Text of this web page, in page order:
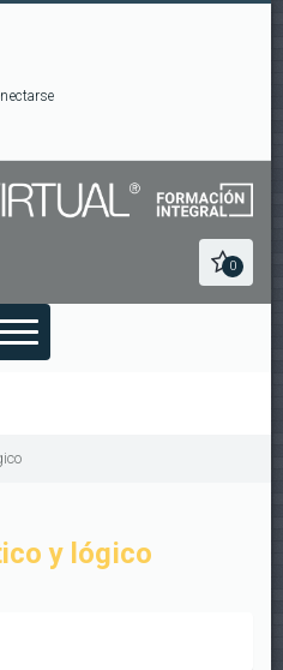
0
y lógico